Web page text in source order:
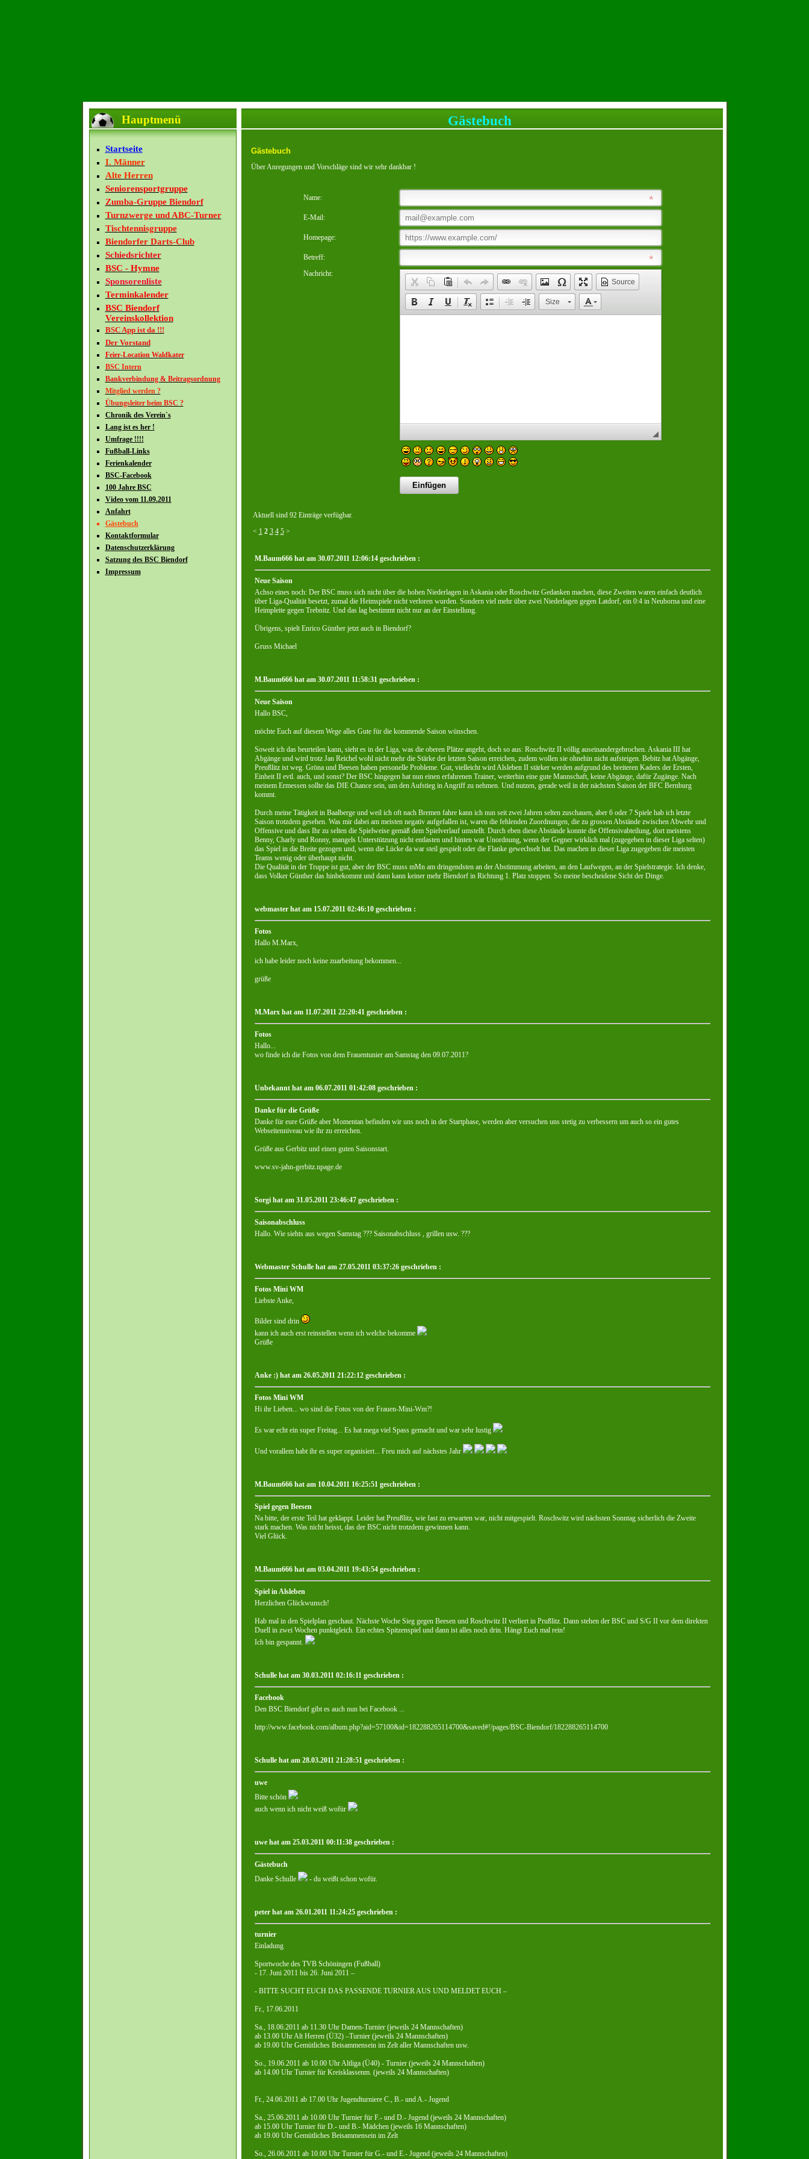
Hauptmenü
Startseite
I. Männer
Alte Herren
Seniorensportgruppe
Zumba-Gruppe Biendorf
Turnzwerge und ABC-Turner
Tischtennisgruppe
Biendorfer Darts-Club
Schiedsrichter
BSC - Hymne
Sponsorenliste
Terminkalender
BSC Biendorf
Vereinskollektion
BSC App ist da !!!
Der Vorstand
Feier-Location Waldkater
BSC Intern
Bankverbindung & Beitragsordnung
Mitglied werden ?
Übungsleiter beim BSC ?
Chronik des Verein`s
Lang ist es her !
Umfrage !!!!
Fußball-Links
Ferienkalender
BSC-Facebook
100 Jahre BSC
Video vom 11.09.2011
Anfahrt
Gästebuch
Kontaktformular
Datenschutzerklärung
Satzung des BSC Biendorf
Impressum
Gästebuch
Gästebuch
Über Anregungen und Vorschläge sind wir sehr dankbar !
Name:
E-Mail:
Homepage:
Betreff:
Nachricht:
Source
Size
Aktuell sind 92 Einträge verfügbar.
< 1 2 3 4 5>
M.Baum666 hat am 30.07.2011 12:06:14 geschrieben :
Neue Saison
Achso eines noch: Der BSC muss sich nicht über die hohen Niederlagen in Askania oder Roschwitz Gedanken machen, diese Zweiten waren einfach deutlich
über Liga-Qualität besetzt, zumal die Heimspiele nicht verloren wurden. Sondern viel mehr über zwei Niederlagen gegen Latdorf, ein 0:4 in Neuborna und eine
Heimpleite gegen Trebnitz. Und das lag bestimmt nicht nur an der Einstellung.
Übrigens, spielt Enrico Günther jetzt auch in Biendorf?
Gruss Michael
M.Baum666 hat am 30.07.2011 11:58:31 geschrieben :
Neue Saison
Hallo BSC,
möchte Euch auf diesem Wege alles Gute für die kommende Saison wünschen.
Soweit ich das beurteilen kann, sieht es in der Liga, was die oberen Plätze angeht, doch so aus: Roschwitz II völlig auseinandergebrochen. Askania III hat
Abgänge und wird trotz Jan Reichel wohl nicht mehr die Stärke der letzten Saison erreichen, zudem wollen sie ohnehin nicht aufsteigen. Bebitz hat Abgänge,
Preußlitz ist weg. Gröna und Beesen haben personelle Probleme. Gut, vielleicht wird Alsleben II stärker werden aufgrund des breiteren Kaders der Ersten,
Einheit II evtl. auch, und sonst? Der BSC hingegen hat nun einen erfahrenen Trainer, weiterhin eine gute Mannschaft, keine Abgänge, dafür Zugänge. Nach
meinem Ermessen sollte das DIE Chance sein, um den Aufstieg in Angriff zu nehmen. Und nutzen, gerade weil in der nächsten Saison der BFC Bernburg
kommt.
Durch meine Tätigkeit in Baalberge und weil ich oft nach Bremen fahre kann ich nun seit zwei Jahren selten zuschauen, aber 6 oder 7 Spiele hab ich letzte
Saison trotzdem gesehen. Was mir dabei am meisten negativ aufgefallen ist, waren die fehlenden Zuordnungen, die zu grossen Abstände zwischen Abwehr und
Offensive und dass Ihr zu selten die Spielweise gemäß dem Spielverlauf umstellt. Durch eben diese Abstände konnte die Offensivabteilung, dort meistens
Benny, Charly und Ronny, mangels Unterstützung nicht entlasten und hinten war Unordnung, wenn der Gegner wirklich mal (zugegeben in dieser Liga selten)
das Spiel in die Breite gezogen und, wenn die Lücke da war steil gespielt oder die Flanke gewechselt hat. Das machen in dieser Liga zugegeben die meisten
Teams wenig oder überhaupt nicht.
Die Qualität in der Truppe ist gut, aber der BSC muss mMn am dringendsten an der Abstimmung arbeiten, an den Laufwegen, an der Spielstrategie. Ich denke,
dass Volker Günther das hinbekommt und dann kann keiner mehr Biendorf in Richtung 1. Platz stoppen. So meine bescheidene Sicht der Dinge.
webmaster hat am 15.07.2011 02:46:10 geschrieben :
Fotos
Hallo M.Marx,
ich habe leider noch keine zuarbeitung bekommen...
grüße
M.Marx hat am 11.07.2011 22:20:41 geschrieben :
Fotos
Hallo...
wo finde ich die Fotos von dem Frauentunier am Samstag den 09.07.2011?
Unbekannt hat am 06.07.2011 01:42:08 geschrieben :
Danke für die Grüße
Danke für eure Grüße aber Momentan befinden wir uns noch in der Startphase, werden aber versuchen uns stetig zu verbessern um auch so ein gutes
Webseitenniveau wie ihr zu erreichen.
Grüße aus Gerbitz und einen guten Saisonstart.
www.sv-jahn-gerbitz.npage.de
Sorgi hat am 31.05.2011 23:46:47 geschrieben :
Saisonabschluss
Hallo. Wie siehts aus wegen Samstag ??? Saisonabschluss , grillen usw. ???
Webmaster Schulle hat am 27.05.2011 03:37:26 geschrieben :
Fotos Mini WM
Liebste Anke,
Bilder sind drin
kann ich auch erst reinstellen wenn ich welche bekomme
Grüße
Anke :) hat am 26.05.2011 21:22:12 geschrieben :
Fotos Mini WM
Hi ihr Lieben... wo sind die Fotos von der Frauen-Mini-Wm?!
Es war echt ein super Freitag... Es hat mega viel Spass gemacht und war sehr lustig
Und vorallem habt ihr es super organisiert... Freu mich auf nächstes Jahr
M.Baum666 hat am 10.04.2011 16:25:51 geschrieben :
Spiel gegen Beesen
Na bitte, der erste Teil hat geklappt. Leider hat Preußlitz, wie fast zu erwarten war, nicht mitgespielt. Roschwitz wird nächsten Sonntag sicherlich die Zweite
stark machen. Was nicht heisst, das der BSC nicht trotzdem gewinnen kann.
Viel Glück.
M.Baum666 hat am 03.04.2011 19:43:54 geschrieben :
Spiel in Alsleben
Herzlichen Glückwunsch!
Hab mal in den Spielplan geschaut. Nächste Woche Sieg gegen Beesen und Roschwitz II verliert in Prußlitz. Dann stehen der BSC und S/G II vor dem direkten
Duell in zwei Wochen punktgleich. Ein echtes Spitzenspiel und dann ist alles noch drin. Hängt Euch mal rein!
Ich bin gespannt.
Schulle hat am 30.03.2011 02:16:11 geschrieben :
Facebook
Den BSC Biendorf gibt es auch nun bei Facebook ...
http://www.facebook.com/album.php?aid=57100&id=182288265114700&saved#!/pages/BSC-Biendorf/182288265114700
Schulle hat am 28.03.2011 21:28:51 geschrieben :
uwe
Bitte schön
auch wenn ich nicht weiß wofür
uwe hat am 25.03.2011 00:11:38 geschrieben :
Gästebuch
Danke Schulle
- du weißt schon wofür.
peter hat am 26.01.2011 11:24:25 geschrieben :
turnier
Einladung
Sportwoche des TVB Schöningen (Fußball)
- 17. Juni 2011 bis 26. Juni 2011 –
- BITTE SUCHT EUCH DAS PASSENDE TURNIER AUS UND MELDET EUCH –
Fr., 17.06.2011
Sa., 18.06.2011 ab 11.30 Uhr Damen-Turnier (jeweils 24 Mannschaften)
ab 13.00 Uhr Alt Herren (Ü32) –Turnier (jeweils 24 Mannschaften)
ab 19.00 Uhr Gemütliches Beisammensein im Zelt aller Mannschaften usw.
So., 19.06.2011 ab 10.00 Uhr Altliga (Ü40) - Turnier (jeweils 24 Mannschaften)
ab 14.00 Uhr Turnier für Kreisklassenm. (jeweils 24 Mannschaften)
Fr., 24.06.2011 ab 17.00 Uhr Jugendturniere C., B.- und A.- Jugend
Sa., 25.06.2011 ab 10.00 Uhr Turnier für F.- und D.- Jugend (jeweils 24 Mannschaften)
ab 15.00 Uhr Turnier für D.- und B.- Mädchen (jeweils 16 Mannschaften)
ab 19.00 Uhr Gemütliches Beisammensein im Zelt
So., 26.06.2011 ab 10.00 Uhr Turnier für G.- und E.- Jugend (jeweils 24 Mannschaften)